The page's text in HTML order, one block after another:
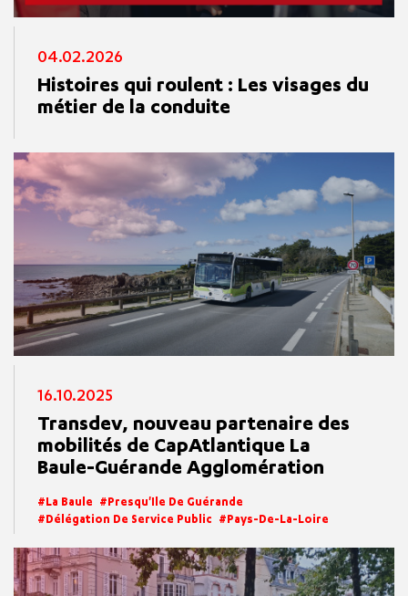
04.02.2026
Histoires qui roulent : Les visages du
métier de la conduite
16.10.2025
Transdev, nouveau partenaire des
mobilités de CapAtlantique La
Baule-Guérande Agglomération
La Baule
Presqu'Ile De Guérande
Délégation De Service Public
Pays-De-La-Loire